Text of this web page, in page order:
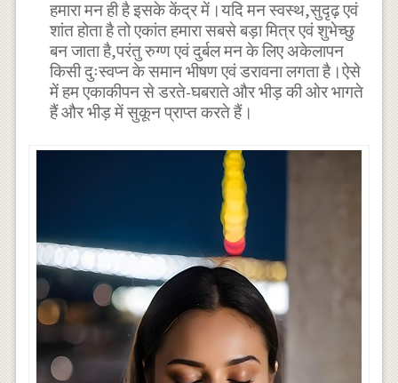
हमारा मन ही है इसके केंद्र में।यदि मन स्वस्थ,सुदृढ़ एवं
शांत होता है तो एकांत हमारा सबसे बड़ा मित्र एवं शुभेच्छु
बन जाता है,परंतु रुग्ण एवं दुर्बल मन के लिए अकेलापन
किसी दुःस्वप्न के समान भीषण एवं डरावना लगता है।ऐसे
में हम एकाकीपन से डरते-घबराते और भीड़ की ओर भागते
हैं और भीड़ में सुकून प्राप्त करते हैं।